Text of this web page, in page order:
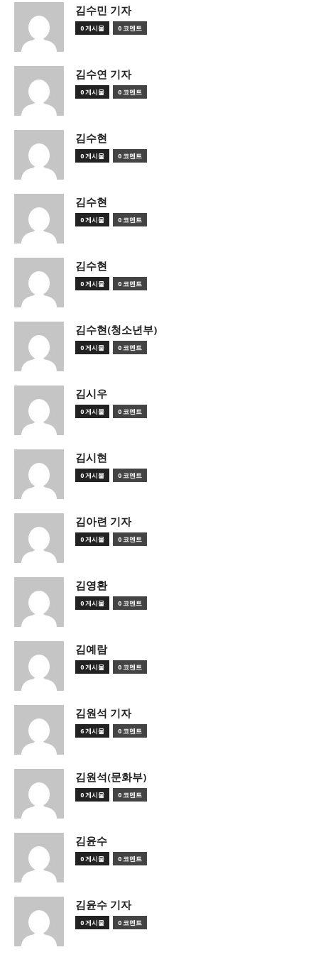
김수민 기자
0 게시물 0 코멘트
김수연 기자
0 게시물 0 코멘트
김수현
0 게시물 0 코멘트
김수현
0 게시물 0 코멘트
김수현
0 게시물 0 코멘트
김수현(청소년부)
0 게시물 0 코멘트
김시우
0 게시물 0 코멘트
김시현
0 게시물 0 코멘트
김아련 기자
0 게시물 0 코멘트
김영환
0 게시물 0 코멘트
김예람
0 게시물 0 코멘트
김원석 기자
6 게시물 0 코멘트
김원석(문화부)
0 게시물 0 코멘트
김윤수
0 게시물 0 코멘트
김윤수 기자
0 게시물 0 코멘트